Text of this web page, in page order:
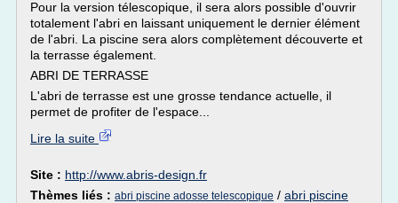
Pour la version télescopique, il sera alors possible d'ouvrir
totalement l'abri en laissant uniquement le dernier élément
de l'abri. La piscine sera alors complètement découverte et
la terrasse également.
ABRI DE TERRASSE
L'abri de terrasse est une grosse tendance actuelle, il
permet de profiter de l'espace...
Lire la suite
Site : http://www.abris-design.fr
Thèmes liés : abri piscine adosse telescopique / abri piscine